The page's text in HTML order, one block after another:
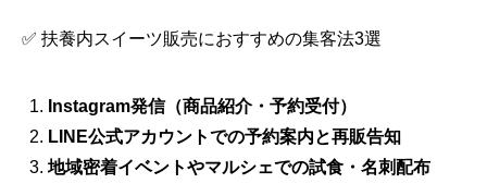
✅ 扶養内スイーツ販売におすすめの集客法3選
Instagram発信（商品紹介・予約受付）
LINE公式アカウントでの予約案内と再販告知
地域密着イベントやマルシェでの試食・名刺配布